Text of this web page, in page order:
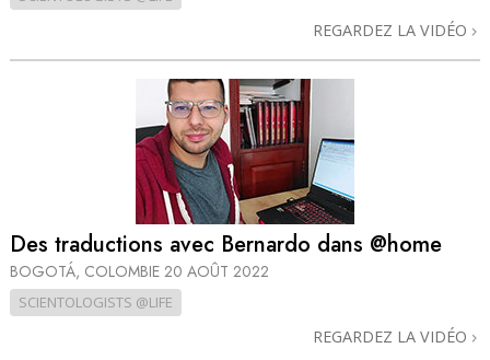
REGARDEZ LA VIDÉO
Des traductions avec Bernardo dans @home
BOGOTÁ, COLOMBIE 20 AOÛT 2022
SCIENTOLOGISTS @LIFE
REGARDEZ LA VIDÉO